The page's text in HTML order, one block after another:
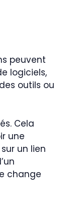
peuvent
logiciels,
outils ou
Cela
une
un lien
change